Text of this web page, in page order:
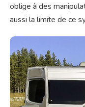
oblige à des
aussi la limite de ce